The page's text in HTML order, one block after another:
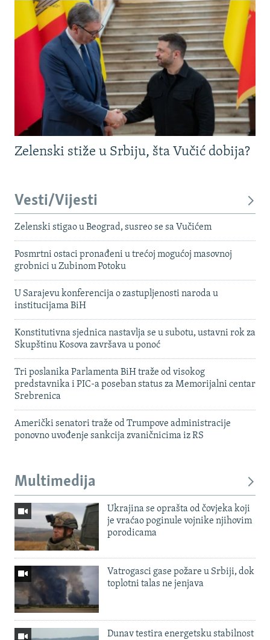
Zelenski stiže u Srbiju, šta Vučić dobija?
Vesti/Vijesti
Zelenski stigao u Beograd, susreo se sa Vučićem
Posmrtni ostaci pronađeni u trećoj mogućoj masovnoj
grobnici u Zubinom Potoku
U Sarajevu konferencija o zastupljenosti naroda u
institucijama BiH
Konstitutivna sjednica nastavlja se u subotu, ustavni rok za
Skupštinu Kosova završava u ponoć
Tri poslanika Parlamenta BiH traže od visokog
predstavnika i PIC-a poseban status za Memorijalni centar
Srebrenica
Američki senatori traže od Trumpove administracije
ponovno uvođenje sankcija zvaničnicima iz RS
Multimedija
Ukrajina se oprašta od čovjeka koji
je vraćao poginule vojnike njihovim
porodicama
Vatrogasci gase požare u Srbiji, dok
toplotni talas ne jenjava
Dunav testira energetsku stabilnost